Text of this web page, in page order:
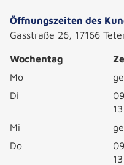
Öffnungszeiten des
Gasstraße 26, 17166
Wochentag
Mo
Di
Mi
Do